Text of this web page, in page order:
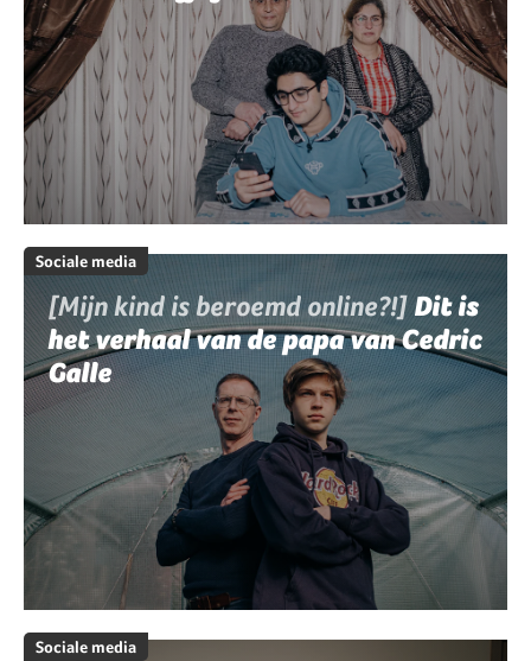
Sociale media
[Mijn kind is beroemd online?!] Dit is
het verhaal van de papa van Cedric
Galle
Sociale media